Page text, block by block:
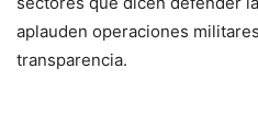
aplauden operaciones
transparencia.